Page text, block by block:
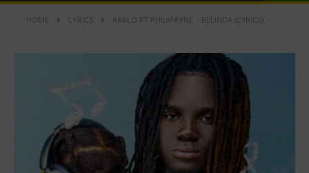
HOME LYRICS KARLO FT PHILIPAYNE – BELINDA (LYRICS)